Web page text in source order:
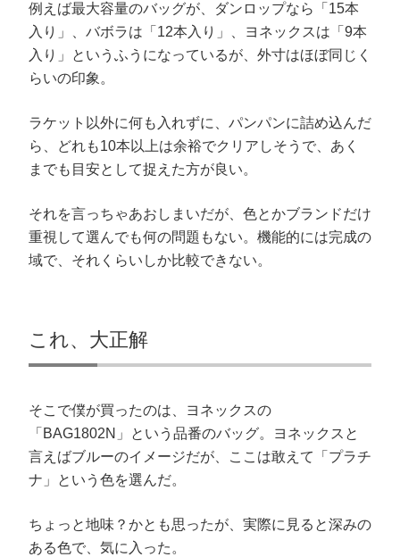
例えば最大容量のバッグが、ダンロップなら「15本
入り」、バボラは「12本入り」、ヨネックスは「9本
入り」というふうになっているが、外寸はほぼ同じく
らいの印象。
ラケット以外に何も入れずに、パンパンに詰め込んだ
ら、どれも10本以上は余裕でクリアしそうで、あく
までも目安として捉えた方が良い。
それを言っちゃあおしまいだが、色とかブランドだけ
重視して選んでも何の問題もない。機能的には完成の
域で、それくらいしか比較できない。
これ、大正解
そこで僕が買ったのは、ヨネックスの
「BAG1802N」という品番のバッグ。ヨネックスと
言えばブルーのイメージだが、ここは敢えて「プラチ
ナ」という色を選んだ。
ちょっと地味？かとも思ったが、実際に見ると深みの
ある色で、気に入った。